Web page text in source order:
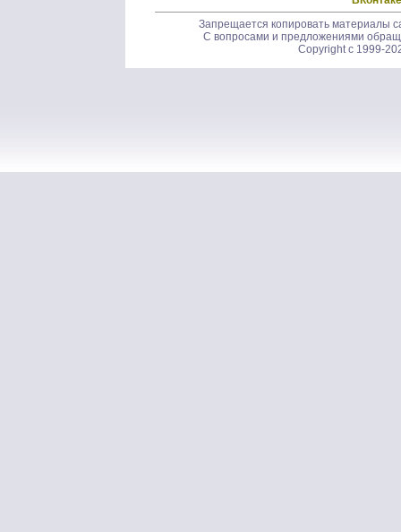
Запрещается копировать материалы
С вопросами и предложениями
Copyright c 1999-